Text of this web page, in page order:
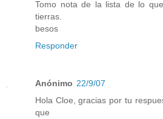
Tomo nota de la lista de lo
tierras.
besos
Responder
Anónimo 22/9/07
Hola Cloe, gracias por tu
que